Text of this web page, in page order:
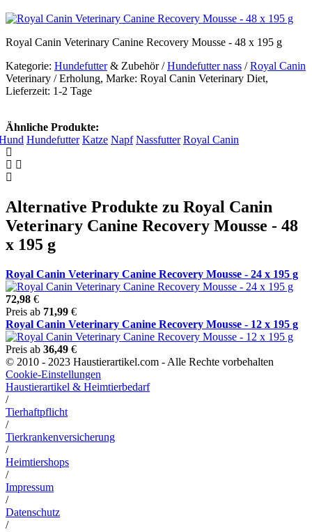
Royal Canin Veterinary Canine Recovery Mousse - 48 x 195 g
Kategorie: Hundefutter& Zubehör /Hundefutter nass /Royal Canin
Veterinary / Erholung, Marke: Royal Canin Veterinary Diet,
Lieferzeit: 1-2 Tage
Ähnliche Produkte:
Hundefutter Katze Napf Nassfutter Royal Canin
Alternative Produkte zu Royal Canin
Veterinary Canine Recovery Mousse - 48
x 195 g
Royal Canin Veterinary Canine Recovery Mousse - 24 x 195 g
72,98 €
Preis ab 71,99 €
Royal Canin Veterinary Canine Recovery Mousse - 12 x 195 g
Preis ab 36,49 €
© 2010 - 2023 Haustierartikel.com - Alle Rechte vorbehalten
Cookie-Einstellungen
Haustierartikel & Heimtierbedarf
/
Tierhaftpflicht
/
Tierkrankenversicherung
/
Heimtiershops
/
Impressum
/
Datenschutz
/